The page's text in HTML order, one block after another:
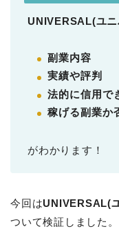
UNIVERSAL(ユ
副業内容
実績や評判
法的に信用で
稼げる副業か
がわかります！
今回はUNIVERSAL(
ついて検証しました。